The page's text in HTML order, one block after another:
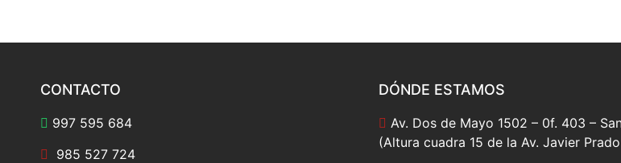
CONTACTO
997 595 684
985 527 724
DÓNDE ESTAMOS
Av. Dos de Mayo 1502 – 0f. 403 –
(Altura cuadra 15 de la Av. Javier